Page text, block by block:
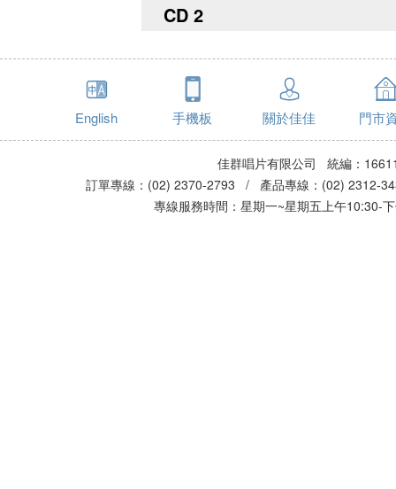
CD 2
English 手機板 關於佳佳 門市
佳群唱片有限公司 統編：
訂單專線：(02) 2370-2793 / 產品專線：(02)
專線服務時間：星期一~星期五上午10:30-